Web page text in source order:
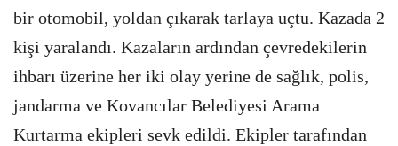
bir otomobil, yoldan çıkarak tarlaya uçtu. Kazada 2
kişi yaralandı. Kazaların ardından çevredekilerin
ihbarı üzerine her iki olay yerine de sağlık, polis,
jandarma ve Kovancılar Belediyesi Arama
Kurtarma ekipleri sevk edildi. Ekipler tarafından